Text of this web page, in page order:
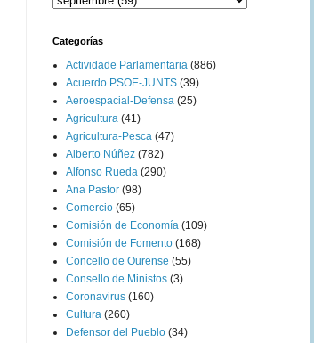
Categorías
Actividade Parlamentaria (886)
Acuerdo PSOE-JUNTS (39)
Aeroespacial-Defensa (25)
Agricultura (41)
Agricultura-Pesca (47)
Alberto Núñez (782)
Alfonso Rueda (290)
Ana Pastor (98)
Comercio (65)
Comisión de Economía (109)
Comisión de Fomento (168)
Concello de Ourense (55)
Consello de Ministos (3)
Coronavirus (160)
Cultura (260)
Defensor del Pueblo (34)